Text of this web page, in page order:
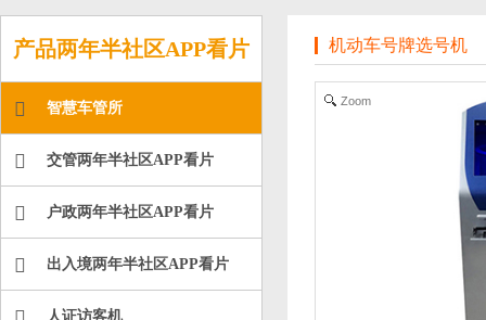
产品两年半社区APP看片
智慧车管所
交管两年半社区APP看片
户政两年半社区APP看片
出入境两年半社区APP看片
人证访客机
机动车号牌选号机
Zoom